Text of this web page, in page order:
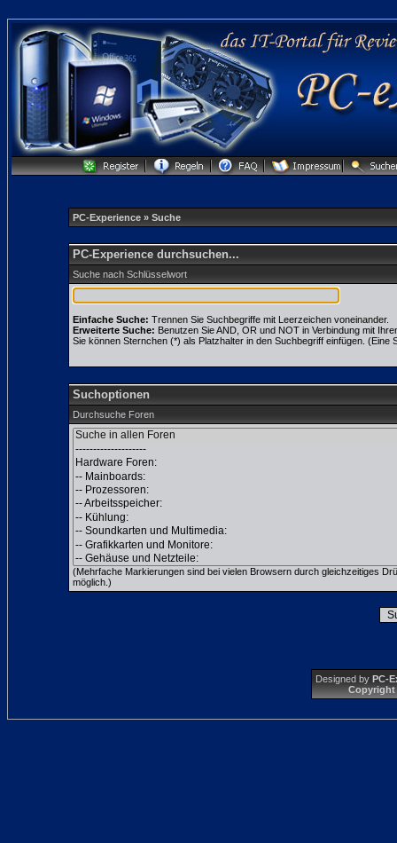
PC-Experience » Suche
PC-Experience durchsuchen...
Suche nach Schlüsselwort
Einfache Suche: Trennen Sie Suchbegriffe mit Leerzeichen voneinander.
Erweiterte Suche: Benutzen Sie AND, OR und NOT in Verbindung mit
Sie können Sternchen (*) als Platzhalter in den Suchbegriff einfügen. (Eine
Suchoptionen
Durchsuche Foren
(Mehrfache Markierungen sind bei vielen Browsern durch gleichzeitiges
möglich.)
Designed by PC-
Copyright